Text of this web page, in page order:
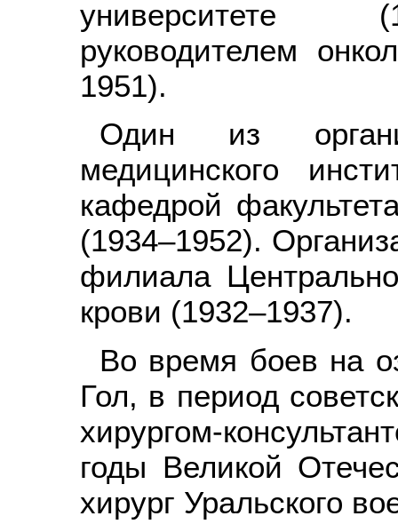
университете
руководителем
1951).
Один из
медицинского
кафедрой
(1934–1952).
филиала
крови (1932–1937).
Во время боев на
Гол, в период
хирургом-
годы Великой
хирург Уральского